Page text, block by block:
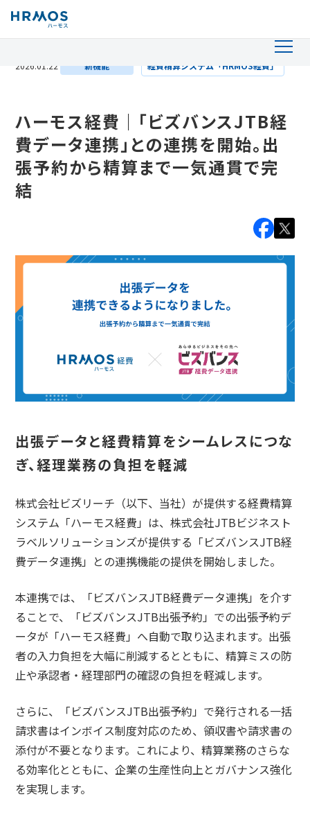
2026.01.22 新機能 経費精算システム「HRMOS経費」
ハーモス経費｜「ビズバンスJTB経
費データ連携」との連携を開始。出
張予約から精算まで一気通貫で完
結
出張データと経費精算をシームレスにつな
ぎ、経理業務の負担を軽減
株式会社ビズリーチ（以下、当社）が提供する経費精算
システム「ハーモス経費」は、株式会社JTBビジネスト
ラベルソリューションズが提供する「ビズバンスJTB経
費データ連携」との連携機能の提供を開始しました。
本連携では、「ビズバンスJTB経費データ連携」を介す
ることで、「ビズバンスJTB出張予約」での出張予約デ
ータが「ハーモス経費」へ自動で取り込まれます。出張
者の入力負担を大幅に削減するとともに、精算ミスの防
止や承認者・経理部門の確認の負担を軽減します。
さらに、「ビズバンスJTB出張予約」で発行される一括
請求書はインボイス制度対応のため、領収書や請求書の
添付が不要となります。これにより、精算業務のさらな
る効率化とともに、企業の生産性向上とガバナンス強化
を実現します。